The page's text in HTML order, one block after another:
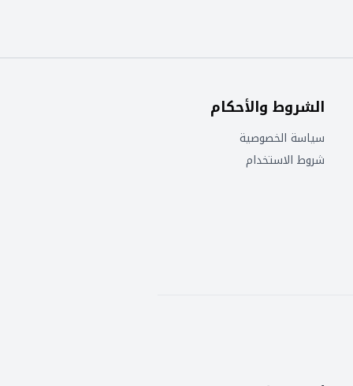
الشروط والأحكام
سياسة الخصوصية
شروط الاستخدام